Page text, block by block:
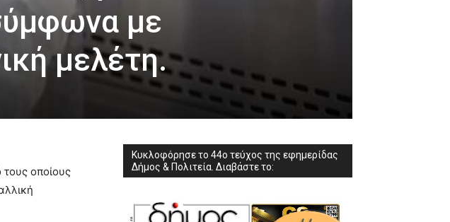
με
μελέτη.
οποίους
Κυκλοφόρησε το 44ο τεύχος της εφημερίδας
Δήμος & Πολιτεία. Διαβάστε το: